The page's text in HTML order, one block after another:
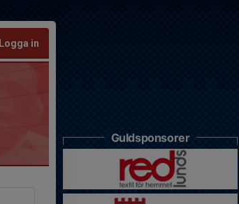
Logga in
Guldsponsorer